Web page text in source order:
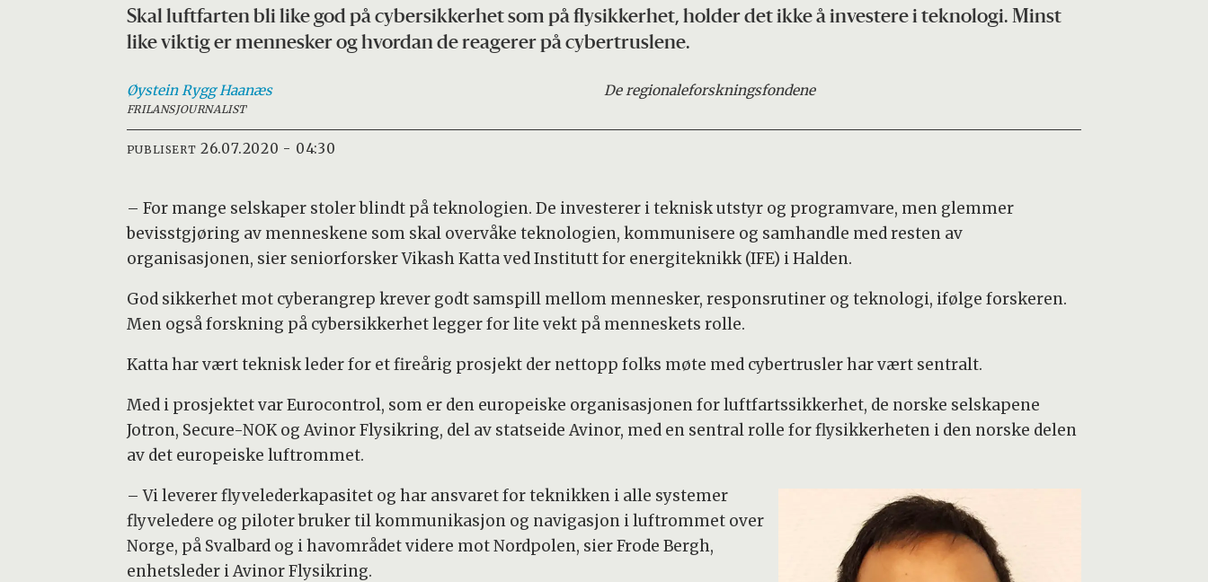
Skal luftfarten bli like god på cybersikkerhet som på flysikkerhet, holder det ikke å investere i teknologi. Minst
like viktig er mennesker og hvordan de reagerer på cybertruslene.
Øystein Rygg Haanæs
FRILANSJOURNALIST
De regionaleforskningsfondene
PUBLISERT 26.07.2020 - 04:30
– For mange selskaper stoler blindt på teknologien. De investerer i teknisk utstyr og programvare, men glemmer
bevisstgjøring av menneskene som skal overvåke teknologien, kommunisere og samhandle med resten av
organisasjonen, sier seniorforsker Vikash Katta ved Institutt for energiteknikk (IFE) i Halden.
God sikkerhet mot cyberangrep krever godt samspill mellom mennesker, responsrutiner og teknologi, ifølge forskeren.
Men også forskning på cybersikkerhet legger for lite vekt på menneskets rolle.
Katta har vært teknisk leder for et fireårig prosjekt der nettopp folks møte med cybertrusler har vært sentralt.
Med i prosjektet var Eurocontrol, som er den europeiske organisasjonen for luftfartssikkerhet, de norske selskapene
Jotron, Secure-NOK og Avinor Flysikring, del av statseide Avinor, med en sentral rolle for flysikkerheten i den norske delen
av det europeiske luftrommet.
– Vi leverer flyvelederkapasitet og har ansvaret for teknikken i alle systemer
flyveledere og piloter bruker til kommunikasjon og navigasjon i luftrommet over
Norge, på Svalbard og i havområdet videre mot Nordpolen, sier Frode Bergh,
enhetsleder i Avinor Flysikring.